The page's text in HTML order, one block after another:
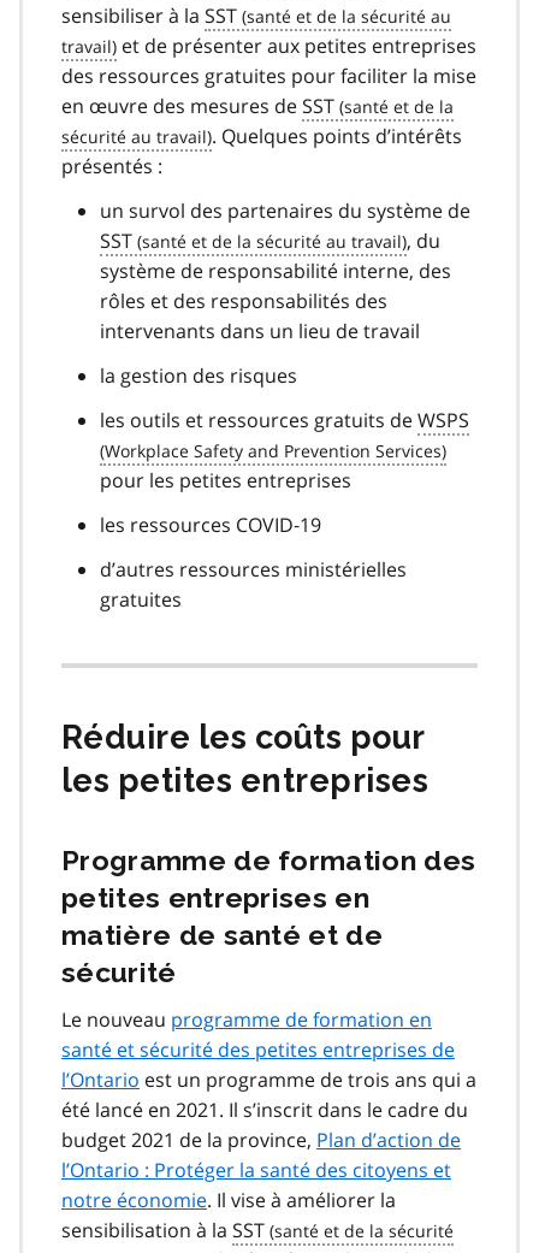
sensibiliser à la SST
et de présenter aux petites entreprises
des ressources gratuites pour faciliter la mise
en œuvre des mesures deSST
. Quelques points d’intérêts
présentés :
un survol des partenaires du système de
SST
, du
système de responsabilité interne, des
rôles et des responsabilités des
intervenants dans un lieu de travail
la gestion des risques
les outils et ressources gratuits deWSPS
pour les petites entreprises
les ressources COVID‑19
d’autres ressources ministérielles
gratuites
Réduire les coûts pour
les petites entreprises
Programme de formation des
petites entreprises en
matière de santé et de
sécurité
Le nouveau programme de formation en
santé et sécurité des petites entreprises de
l’Ontario est un programme de trois ans qui a
été lancé en 2021. Il s’inscrit dans le cadre du
budget 2021 de la province, Plan d’action de
l’Ontario : Protéger la santé des citoyens et
notre économie. Il vise à améliorer la
sensibilisation à la SST